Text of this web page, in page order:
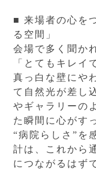
■ 来場者の心を
る空間」
会場で多く聞か
「とてもキレイ
真っ白な壁にや
て自然光が差し
やギャラリーの
た瞬間に心がす
“病院らしさ”を
計は、これから
につながるはず